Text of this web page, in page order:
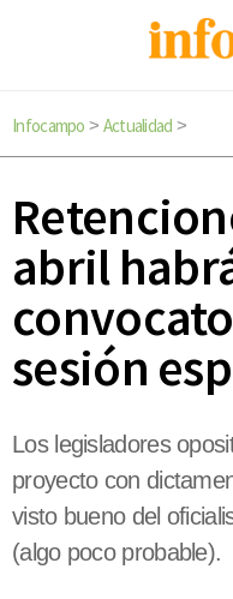
Infocampo > Actualidad >
abril
sesión
Los legisladores
proyecto con
visto bueno del
(algo poco probable).